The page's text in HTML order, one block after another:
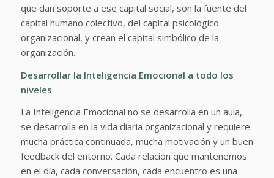
que dan soporte a ese capital social, son la fuente del
capital humano colectivo, del capital psicológico
organizacional, y crean el capital simbólico de la
organización.
Desarrollar la Inteligencia Emocional a todo los
niveles
La Inteligencia Emocional no se desarrolla en un aula,
se desarrolla en la vida diaria organizacional y requiere
mucha práctica continuada, mucha motivación y un buen
feedback del entorno. Cada relación que mantenemos
en el día, cada conversación, cada encuentro es una